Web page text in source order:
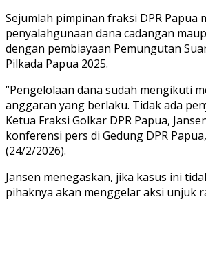
Sejumlah pimpinan fraksi DPR Papua
penyalahgunaan dana cadangan
dengan pembiayaan Pemungutan
Pilkada Papua 2025.
“Pengelolaan dana sudah mengikuti
anggaran yang berlaku. Tidak ada
Ketua Fraksi Golkar DPR Papua,
konferensi pers di Gedung DPR
(24/2/2026).
Jansen menegaskan, jika kasus ini
pihaknya akan menggelar aksi unjuk